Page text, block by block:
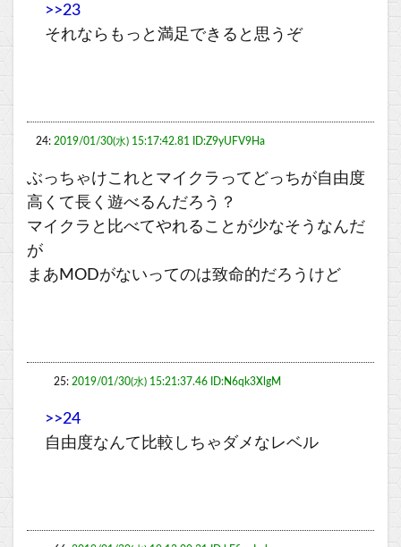
>>23
それならもっと満足できると思うぞ
24: 2019/01/30(水) 15:17:42.81 ID:Z9yUFV9Ha
ぶっちゃけこれとマイクラってどっちが自由度
高くて長く遊べるんだろう？
マイクラと比べてやれることが少なそうなんだ
が
まあMODがないってのは致命的だろうけど
25: 2019/01/30(水) 15:21:37.46 ID:N6qk3XlgM
>>24
自由度なんて比較しちゃダメなレベル